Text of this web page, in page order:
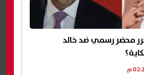
محضر رسمي ضد خالد